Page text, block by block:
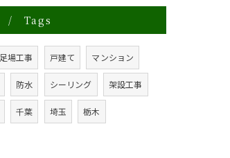
Tags
足場工事 戸建て マンション
防水 シーリング 架設工事
千葉 埼玉 栃木